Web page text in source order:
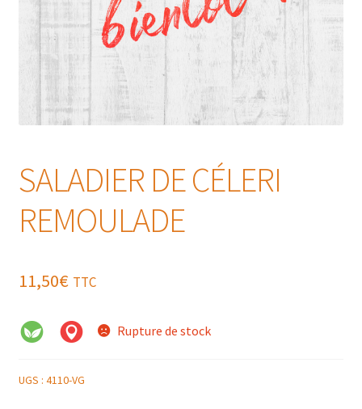
SALADIER DE CÉLERI
REMOULADE
11,50€ TTC
Rupture de stock
UGS : 4110-VG